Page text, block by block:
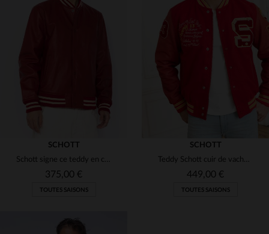
TAILLES DISPONIBLES TAILLES DISPONIBLES
S
SCHOTT
Schott signe ce teddy en cuir d'agneau rouge, souple et intemporel.
375,00 €
TOUTES SAISONS
SCHOTT
Teddy Schott cuir de vachette rouge et côtes, style rétro.
449,00 €
TOUTES SAISONS